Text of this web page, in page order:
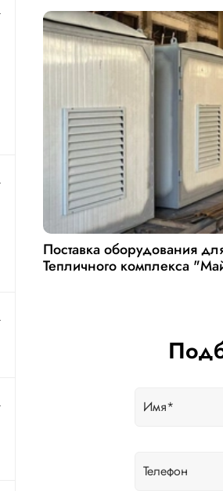
Поставка оборудования
Тепличного комплекса